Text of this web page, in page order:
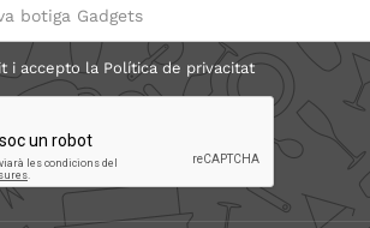
Gadgets
i accepto la Política de privacitat